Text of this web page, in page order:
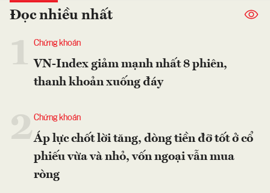
Đọc nhiều nhất
Chứng khoán
VN-Index giảm mạnh nhất 8 phiên,
thanh khoản xuống đáy
2Chứng khoán
Áp lực chốt lời tăng, dòng tiền đỡ tốt ở cổ
phiếu vừa và nhỏ, vốn ngoại vẫn mua
ròng